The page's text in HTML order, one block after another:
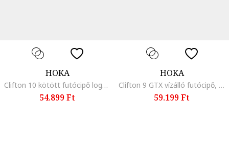
HOKA
Clifton 10 kötött futócipő logós foltrátéttel, Sötétszürke
54.899 Ft
HOKA
Clifton 9 GTX vízálló futócipő, Fekete
59.199 Ft